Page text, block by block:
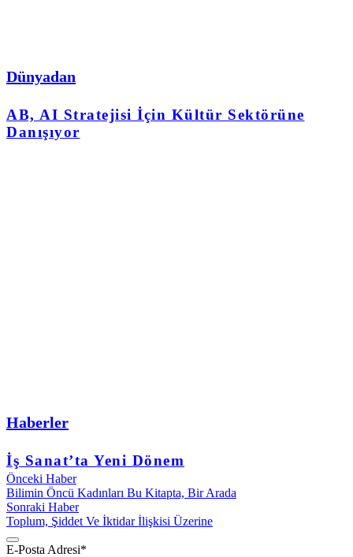
Dünyadan
AB, AI Stratejisi İçin Kültür Sektörüne
Danışıyor
Haberler
İş Sanat’ta Yeni Dönem
Önceki Haber
Bilimin Öncü Kadınları Bu Kitapta, Bir Arada
Sonraki Haber
Toplum, Şiddet Ve İktidar İlişkisi Üzerine
E-Posta Adresi*